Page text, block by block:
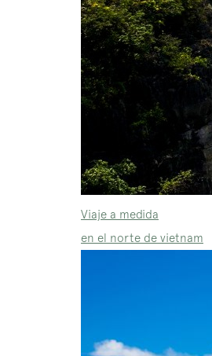
Viaje a medida
en el norte de vietnam